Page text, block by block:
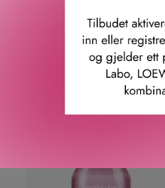
REDKEN
ACIDIC BONDING CURLS
SHAMPOO 300 ML
KR